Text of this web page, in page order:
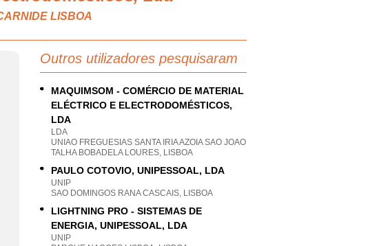
LISBOA
Outros utilizadores pesquisaram
MAQUIMSOM - COMÉRCIO DE MATERIAL
ELÉCTRICO E ELECTRODOMÉSTICOS,
LDA
LDA
UNIAO FREGUESIAS SANTA IRIA AZOIA SAO JOAO
TALHA BOBADELA LOURES, LISBOA
PAULO COTOVIO, UNIPESSOAL, LDA
UNIP
SAO DOMINGOS RANA CASCAIS, LISBOA
LIGHTNING PRO - SISTEMAS DE
ENERGIA, UNIPESSOAL, LDA
UNIP